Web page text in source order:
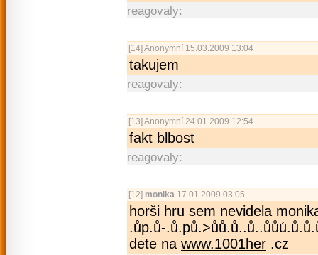
reagovaly:
[14] Anonymní 15.03.2009 13:04
takujem
reagovaly:
[13] Anonymní 24.01.2009 12:54
fakt blbost
reagovaly:
[12] monika 17.01.2009 03:05
horši hru sem nevidela
.ůp.ů-
dete na www.1001her .cz